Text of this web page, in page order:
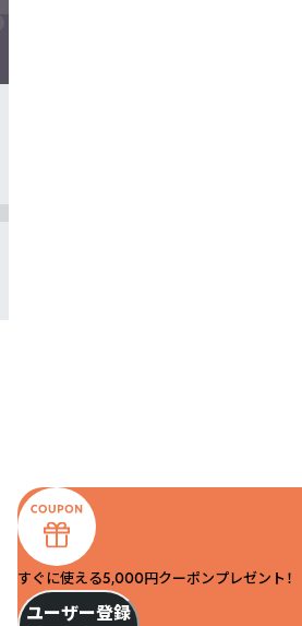
すぐに使える5,000円クーポンプレゼント！
ユーザー登録